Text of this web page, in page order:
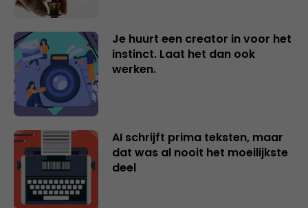
Je huurt een creator in voor het
instinct. Laat het dan ook
werken.
AI schrijft prima teksten, maar
dat was al nooit het moeilijkste
deel